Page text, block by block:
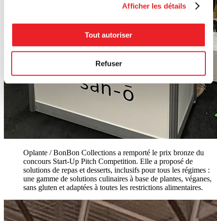
Afficher les détails
Tout autoriser
Refuser
Oplante / BonBon Collections a remporté le prix bronze du
concours Start-Up Pitch Competition. Elle a proposé de
solutions de repas et desserts, inclusifs pour tous les régimes :
une gamme de solutions culinaires à base de plantes, véganes,
sans gluten et adaptées à toutes les restrictions alimentaires.